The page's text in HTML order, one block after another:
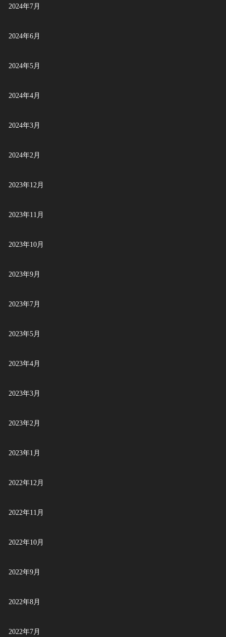
2024年7月
2024年6月
2024年5月
2024年4月
2024年3月
2024年2月
2023年12月
2023年11月
2023年10月
2023年9月
2023年7月
2023年5月
2023年4月
2023年3月
2023年2月
2023年1月
2022年12月
2022年11月
2022年10月
2022年9月
2022年8月
2022年7月